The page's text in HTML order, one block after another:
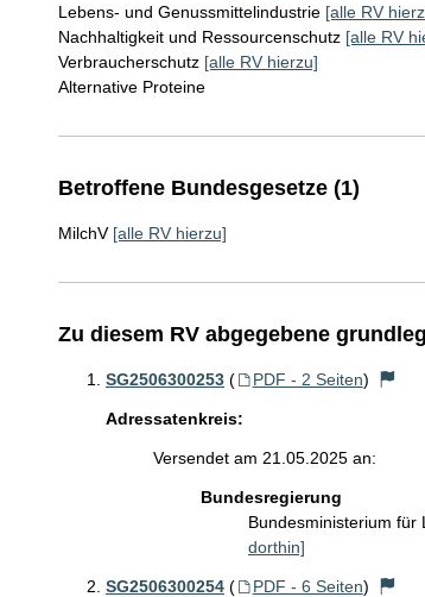
Lebens- und Genussmittelindustrie [alle RV
Nachhaltigkeit und Ressourcenschutz [alle RV
Verbraucherschutz [alle RV hierzu]
Alternative Proteine
Betroffene Bundesgesetze (1)
MilchV [alle RV hierzu]
Zu diesem RV abgegebene
SG2506300253 ( PDF - 2 Seiten)
Adressatenkreis:
Versendet am 21.05.2025 an:
Bundesregierung
Bundesministerium
dorthin]
SG2506300254 ( PDF - 6 Seiten)